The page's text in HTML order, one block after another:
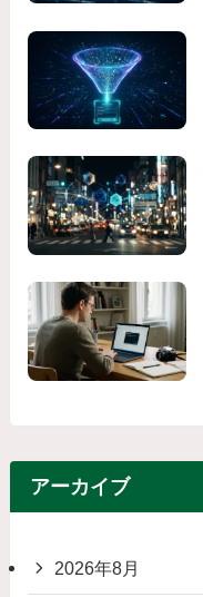
アーカイブ
2026年8月